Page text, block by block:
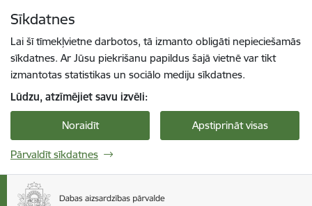
Sīkdatnes
Lai šī tīmekļvietne darbotos, tā izmanto obligāti nepieciešamās
sīkdatnes. Ar Jūsu piekrišanu papildus šajā vietnē var tikt
izmantotas statistikas un sociālo mediju sīkdatnes.
Lūdzu, atzīmējiet savu izvēli:
Noraidīt Apstiprināt visas
Pārvaldīt sīkdatnes